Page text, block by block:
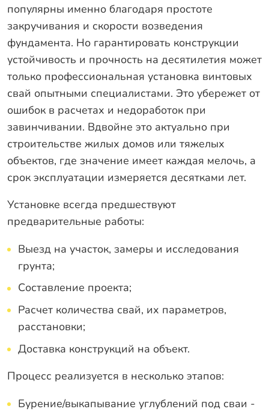
Отзывы
Гарантии
Программа лояльности
Вакансии
Калькулятор ЖБ свай
Заказать звонок
популярны именно благодаря простоте
закручивания и скорости возведения
фундамента. Но гарантировать конструкции
устойчивость и прочность на десятилетия может
только профессиональная установка винтовых
свай опытными специалистами. Это убережет от
ошибок в расчетах и недоработок при
завинчивании. Вдвойне это актуально при
строительстве жилых домов или тяжелых
объектов, где значение имеет каждая мелочь, а
срок эксплуатации измеряется десятками лет.
Установке всегда предшествуют
предварительные работы:
Выезд на участок, замеры и исследования
грунта;
Составление проекта;
Расчет количества свай, их параметров,
расстановки;
Доставка конструкций на объект.
Процесс реализуется в несколько этапов:
Бурение/выкапывание углублений под сваи -